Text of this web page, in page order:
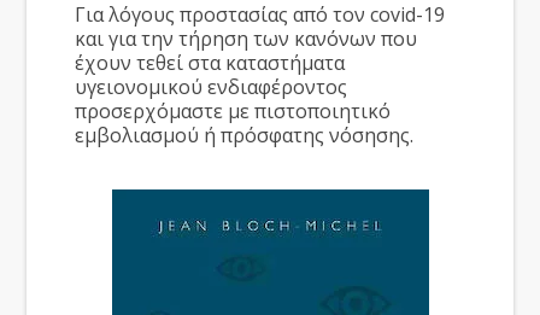
Για λόγους προστασίας από τον covid-19
και για την τήρηση των κανόνων που
έχουν τεθεί στα καταστήματα
υγειονομικού ενδιαφέροντος
προσερχόμαστε με πιστοποιητικό
εμβολιασμού ή πρόσφατης νόσησης.